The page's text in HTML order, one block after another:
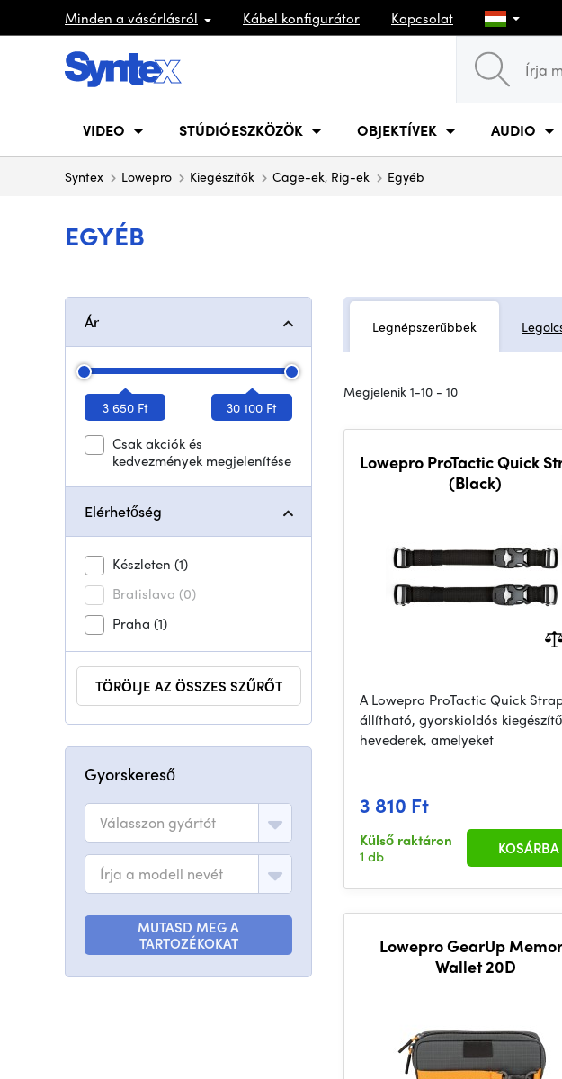
Minden a vásárlásról Kábel konfigurátor Kapcsolat
VIDEO STÚDIÓESZKÖZÖK OBJEKTÍVEK AUDIO
Syntex Lowepro Kiegészítők Cage-ek, Rig-ek Egyéb
EGYÉB
Ár
3 650 Ft 30 100 Ft
Csak akciók és
kedvezmények megjelenítése
Elérhetőség
Készleten (1)
Bratislava (0)
Praha (1)
TÖRÖLJE AZ ÖSSZES SZŰRŐT
Gyorskereső
Válasszon gyártót
Írja a modell nevét
MUTASD MEG A
TARTOZÉKOKAT
Legnépszerűbbek
Megjelenik 1-10 - 10
Lowepro ProTactic Quick
(Black)
A Lowepro ProTactic Quick
állítható, gyorskioldós kiegészítő
hevederek, amelyeket
3 810 Ft
Külső raktáron
1 db
KOSÁRBA
Lowepro GearUp
Wallet 20D